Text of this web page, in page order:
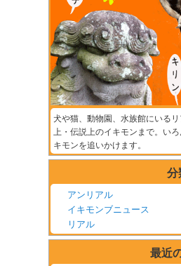
犬や猫、動物園、水族館にいる
上・伝説上のイキモンまで。い
キモンを追いかけます。
分
アンリアル
イキモンブニュース
リアル
最近